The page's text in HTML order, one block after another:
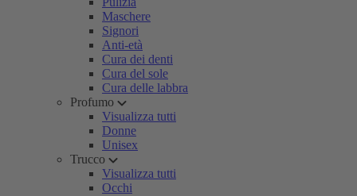
Maschere
Signori
Anti-età
Cura dei denti
Cura del sole
Cura delle labbra
Profumo
Visualizza tutti
Donne
Unisex
Trucco
Visualizza tutti
Occhi